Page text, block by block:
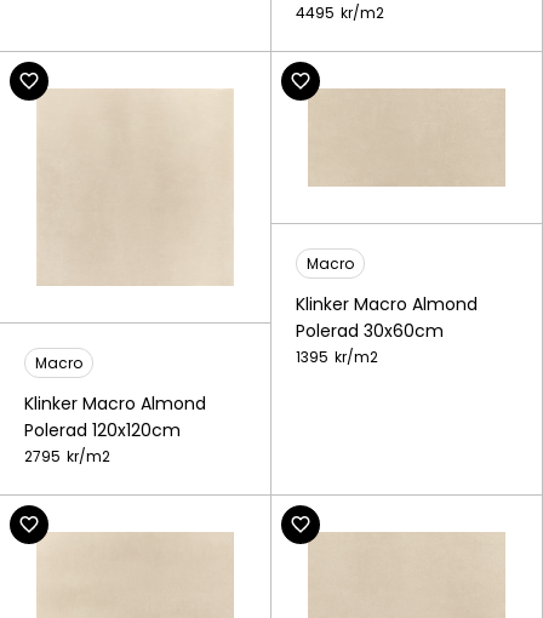
4495 kr/m2
Macro
Klinker Macro Almond
Polerad 120x120cm
2795 kr/m2
Macro
Klinker Macro Almond
Polerad 30x60cm
1395 kr/m2